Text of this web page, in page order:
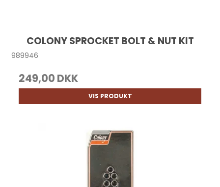
COLONY SPROCKET BOLT & NUT KIT
989946
249,00 DKK
VIS PRODUKT